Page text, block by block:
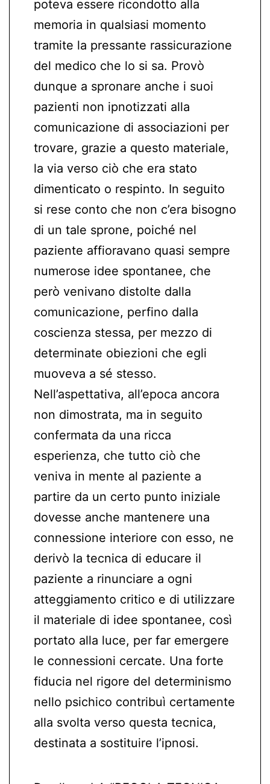
poteva essere ricondotto alla
memoria in qualsiasi momento
tramite la pressante rassicurazione
del medico che lo si sa. Provò
dunque a spronare anche i suoi
pazienti non ipnotizzati alla
comunicazione di associazioni per
trovare, grazie a questo materiale,
la via verso ciò che era stato
dimenticato o respinto. In seguito
si rese conto che non c’era bisogno
di un tale sprone, poiché nel
paziente affioravano quasi sempre
numerose idee spontanee, che
però venivano distolte dalla
comunicazione, perfino dalla
coscienza stessa, per mezzo di
determinate obiezioni che egli
muoveva a sé stesso.
Nell’aspettativa, all’epoca ancora
non dimostrata, ma in seguito
confermata da una ricca
esperienza, che tutto ciò che
veniva in mente al paziente a
partire da un certo punto iniziale
dovesse anche mantenere una
connessione interiore con esso, ne
derivò la tecnica di educare il
paziente a rinunciare a ogni
atteggiamento critico e di utilizzare
il materiale di idee spontanee, così
portato alla luce, per far emergere
le connessioni cercate. Una forte
fiducia nel rigore del determinismo
nello psichico contribuì certamente
alla svolta verso questa tecnica,
destinata a sostituire l’ipnosi.